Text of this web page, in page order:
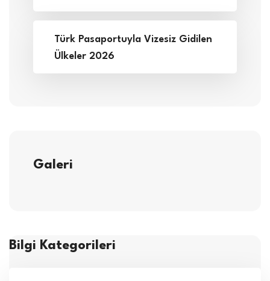
Türk Pasaportuyla Vizesiz Gidilen
Ülkeler 2026
Galeri
Bilgi Kategorileri